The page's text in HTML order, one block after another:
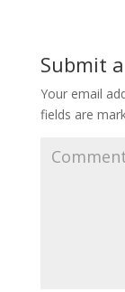
Submit
Your email
fields are